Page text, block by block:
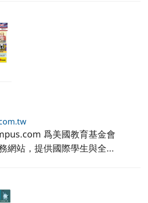
爲美國教育基金會
網站，提供國際學生與全...